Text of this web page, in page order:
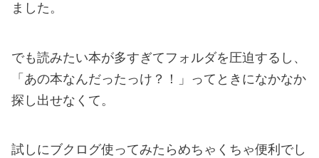
ました。
でも読みたい本が多すぎてフォルダを圧迫するし、
「あの本なんだったっけ？！」ってときになかなか
探し出せなくて。
試しにブクログ使ってみたらめちゃくちゃ便利でし